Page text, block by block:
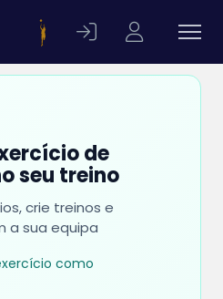
de
seu treino
crie treinos e
a sua equipa
como